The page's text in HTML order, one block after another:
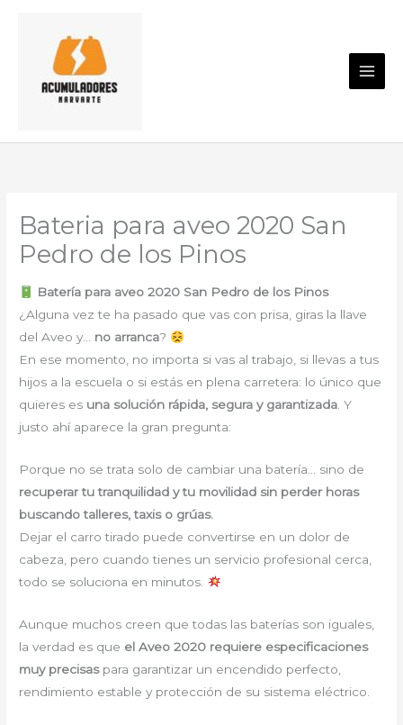
contenido
Bateria para aveo 2020 San
Pedro de los Pinos
Batería para aveo 2020 San Pedro de los Pinos
¿Alguna vez te ha pasado que vas con prisa, giras la llave
del Aveo y… no arranca?
En ese momento, no importa si vas al trabajo, si llevas a tus
hijos a la escuela o si estás en plena carretera: lo único que
quieres es una solución rápida, segura y garantizada. Y
justo ahí aparece la gran pregunta:
Porque no se trata solo de cambiar una batería… sino de
recuperar tu tranquilidad y tu movilidad sin perder horas
buscando talleres, taxis o grúas.
Dejar el carro tirado puede convertirse en un dolor de
cabeza, pero cuando tienes un servicio profesional cerca,
todo se soluciona en minutos.
Aunque muchos creen que todas las baterías son iguales,
la verdad es que el Aveo 2020 requiere especificaciones
muy precisaspara garantizar un encendido perfecto,
rendimiento estable y protección de su sistema eléctrico.